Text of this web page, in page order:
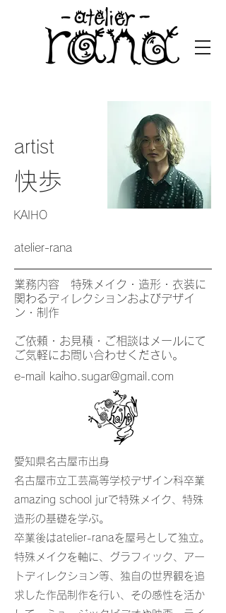
​快歩
KAIHO
​artist
​atelier-rana
​業務内容 特殊メイク・造形・衣装に
関わるディレクションおよびデザイ
ン・制作
​ご依頼・お見積・ご相談はメールにて
ご気軽にお問い合わせください。
​e-mail
kaiho.sugar@gmail.com
愛知県名古屋市出身
名古屋市立工芸高等学校デザイン科卒業
amazing school jurで特殊メイク、特殊
造形の基礎を学ぶ。
卒業後はatelier-ranaを屋号として独立。
特殊メイクを軸に、グラフィック、アー
トディレクション等、独自の世界観を追
求した作品制作を行い、その感性を活か